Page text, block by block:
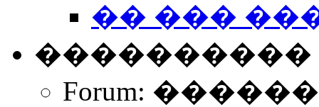
�� ���
����������
Forum: